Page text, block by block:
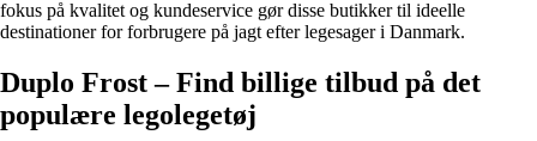
fokus på kvalitet og kundeservice gør disse butikker til ideelle
destinationer for forbrugere på jagt efter legesager i Danmark.
Duplo Frost – Find billige tilbud på det
populære legolegetøj